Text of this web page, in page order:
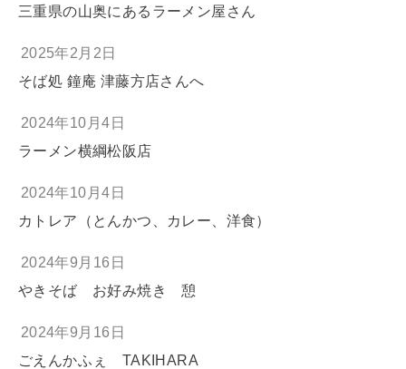
三重県の山奥にあるラーメン屋さん
2025年2月2日
そば処 鐘庵 津藤方店さんへ
2024年10月4日
ラーメン横綱松阪店
2024年10月4日
カトレア（とんかつ、カレー、洋食）
2024年9月16日
やきそば お好み焼き 憩
2024年9月16日
ごえんかふぇ TAKIHARA